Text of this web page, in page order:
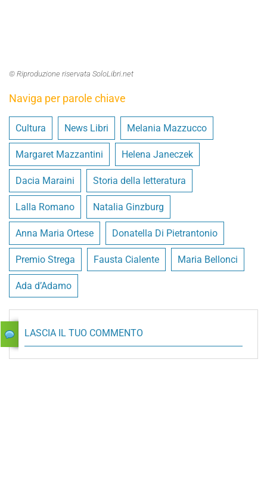
© Riproduzione riservata SoloLibri.net
Naviga per parole chiave
Cultura News Libri Melania Mazzucco
Margaret Mazzantini Helena Janeczek
Dacia Maraini Storia della letteratura
Lalla Romano Natalia Ginzburg
Anna Maria Ortese Donatella Di Pietrantonio
Premio Strega Fausta Cialente Maria Bellonci
Ada d’Adamo
LASCIA IL TUO COMMENTO